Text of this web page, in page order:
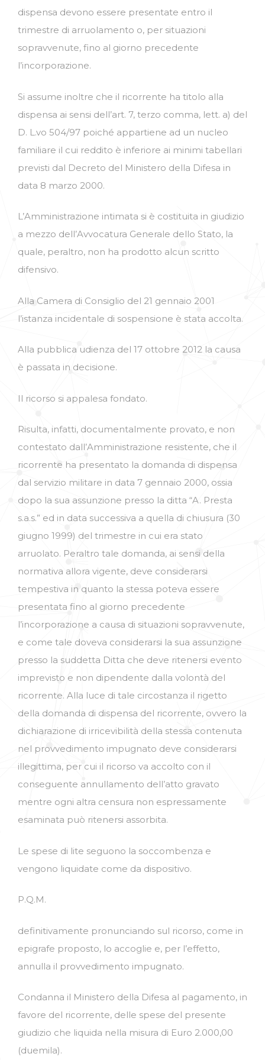
dispensa devono essere presentate entro il
trimestre di arruolamento o, per situazioni
sopravvenute, fino al giorno precedente
l’incorporazione.
Si assume inoltre che il ricorrente ha titolo alla
dispensa ai sensi dell’art. 7, terzo comma, lett. a) del
D. L.vo 504/97 poiché appartiene ad un nucleo
familiare il cui reddito è inferiore ai minimi tabellari
previsti dal Decreto del Ministero della Difesa in
data 8 marzo 2000.
L’Amministrazione intimata si è costituita in giudizio
a mezzo dell’Avvocatura Generale dello Stato, la
quale, peraltro, non ha prodotto alcun scritto
difensivo.
Alla Camera di Consiglio del 21 gennaio 2001
l’istanza incidentale di sospensione è stata accolta.
Alla pubblica udienza del 17 ottobre 2012 la causa
è passata in decisione.
Il ricorso si appalesa fondato.
Risulta, infatti, documentalmente provato, e non
contestato dall’Amministrazione resistente, che il
ricorrente ha presentato la domanda di dispensa
dal servizio militare in data 7 gennaio 2000, ossia
dopo la sua assunzione presso la ditta “A. Presta
s.a.s.” ed in data successiva a quella di chiusura (30
giugno 1999) del trimestre in cui era stato
arruolato. Peraltro tale domanda, ai sensi della
normativa allora vigente, deve considerarsi
tempestiva in quanto la stessa poteva essere
presentata fino al giorno precedente
l’incorporazione a causa di situazioni sopravvenute,
e come tale doveva considerarsi la sua assunzione
presso la suddetta Ditta che deve ritenersi evento
imprevisto e non dipendente dalla volontà del
ricorrente. Alla luce di tale circostanza il rigetto
della domanda di dispensa del ricorrente, ovvero la
dichiarazione di irricevibilità della stessa contenuta
nel provvedimento impugnato deve considerarsi
illegittima, per cui il ricorso va accolto con il
conseguente annullamento dell’atto gravato
mentre ogni altra censura non espressamente
esaminata può ritenersi assorbita.
Le spese di lite seguono la soccombenza e
vengono liquidate come da dispositivo.
P.Q.M.
definitivamente pronunciando sul ricorso, come in
epigrafe proposto, lo accoglie e, per l’effetto,
annulla il provvedimento impugnato.
Condanna il Ministero della Difesa al pagamento, in
favore del ricorrente, delle spese del presente
giudizio che liquida nella misura di Euro 2.000,00
(duemila).